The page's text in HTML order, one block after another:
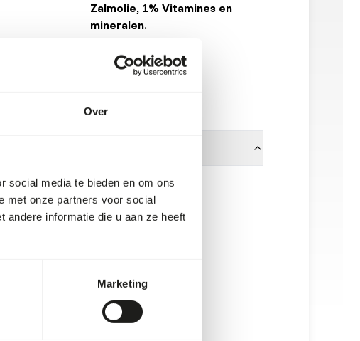
Over
social media te bieden en om ons
met onze partners voor social
andere informatie die u aan ze heeft
Marketing
Zalmolie, 1% Vitamines en
mineralen.
8717568365329
diervoeder. Houd daarom de
in acht, ziewww.feed-raw-right.eu